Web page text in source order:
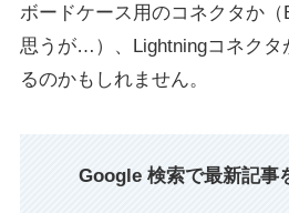
ボードケース用のコネクタか（
思うが…）、Lightningコネクタ
るのかもしれません。
Google 検索で最新記事